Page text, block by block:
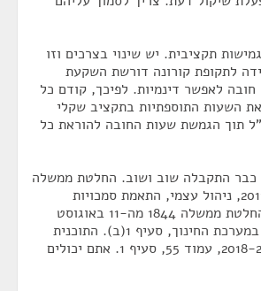
תקציבית. יש שינוי בצרכים וזו
לתקופת קורונה דורשת השקעת
לאפשר דינמיות. לפיכך, קודם כל
השעות התוספתיות בתקציב שקלי
תוך הגמשת שעות החובה להוראת כל
התקבלה שוב ושוב. החלטת ממשלה
298 מה-13 במארס 2011, ניהול עצמי, התאמת סמכויות
המנהל, סעיף 2(ג). החלטת ממשלה 1844 מה-11 באוגוסט
2016, צמצום פערים במערכת החינוך, סעיף 1(ב). התוכנית
הכלכלית לשנים 2018-2017, עמוד 55, סעיף 1. אתם יכולים